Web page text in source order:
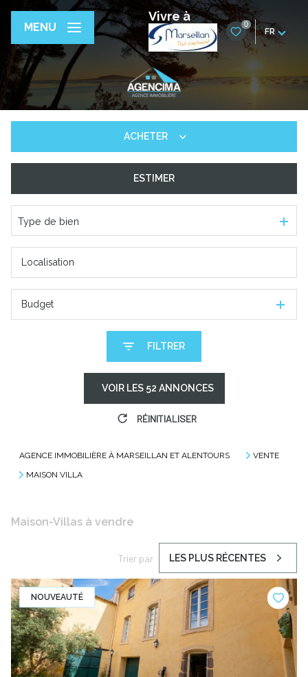
Vivre à
0
FR
MENU
ACHETER
De l'immo pro
ESTIMER
Type de bien
Budget
FILTRER
VOIR LES 52 ANNONCES
RÉINITIALISER
AGENCE IMMOBILIÈRE À MARSEILLAN ET ALENTOURS
VENTE
MAISON VILLA
Maison-Villas à vendre
Trier par LES PLUS RÉCENTES
NOUVEAUTÉ